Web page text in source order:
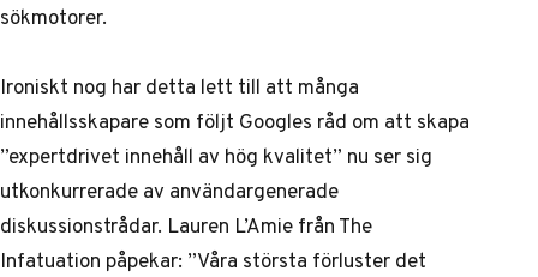
sökmotorer.
Ironiskt nog har detta lett till att många
innehållsskapare som följt Googles råd om att skapa
”expertdrivet innehåll av hög kvalitet” nu ser sig
utkonkurrerade av användargenerade
diskussionstrådar. Lauren L’Amie från The
Infatuation påpekar: ”Våra största förluster det